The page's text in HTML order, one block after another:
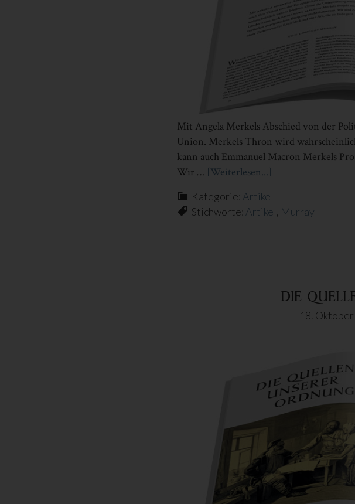
Mit Angela Merkels Abschied von der
Union. Merkels Thron wird
kann auch Emmanuel Macron Merkels
Wir … [Weiterlesen...]
Plugin
MERKEL
Kategorie: Artikel
Stichworte: Artikel, Murray
DIE
18.